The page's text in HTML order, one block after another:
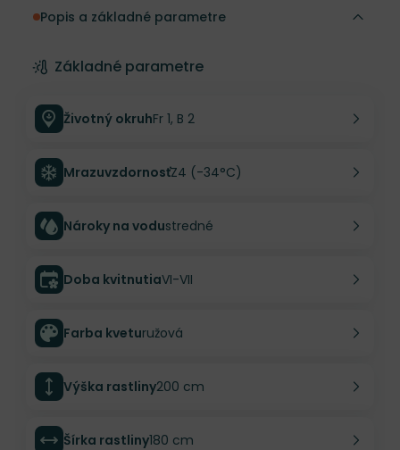
Popis a základné parametre
Základné parametre
Životný okruhFr 1, B 2
MrazuvzdornosťZ4 (-34°C)
Nároky na vodustredné
Doba kvitnutiaVI-VII
Farba kveturužová
Výška rastliny200 cm
Šírka rastliny180 cm